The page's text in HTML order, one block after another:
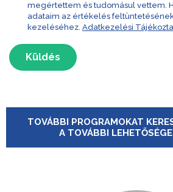
megértettem és tudomásul vettem.
adataim az értékelés
kezeléséhez. Adatkezelési
Küldés
TOVÁBBI PROGRAMOKAT
A TOVÁBBI